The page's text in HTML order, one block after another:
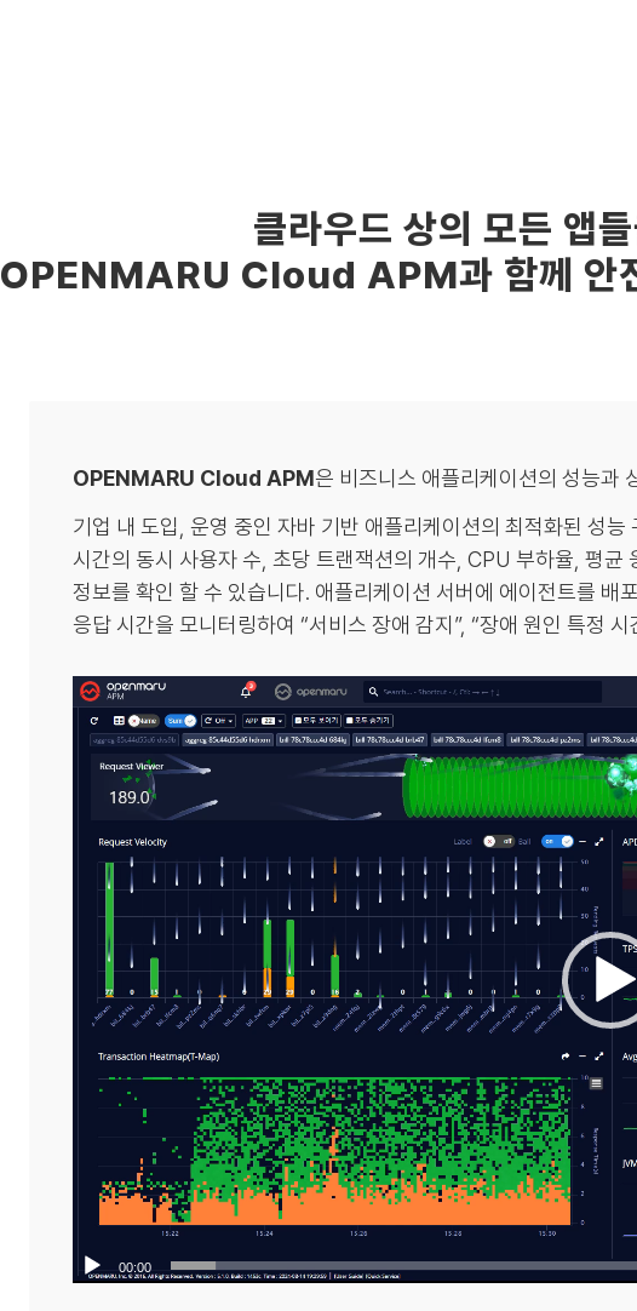
클라우드 상의 모든 앱
OPENMARU Cloud APM과 함께 안
OPENMARU Cloud APM은 비즈니스 애플리케이션의 성능과
기업 내 도입, 운영 중인 자바 기반 애플리케이션의 최적화된 성
시간의 동시 사용자 수, 초당 트랜잭션의 개수, CPU 부하율, 평균
정보를 확인 할 수 있습니다. 애플리케이션 서버에 에이전트를 배
응답 시간을 모니터링하여 “서비스 장애 감지”, “장애 원인 특정
00:00